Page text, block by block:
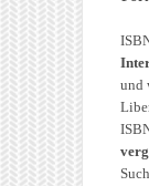
und